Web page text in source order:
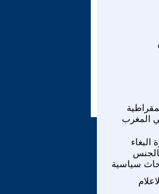
المغرب
سياسية